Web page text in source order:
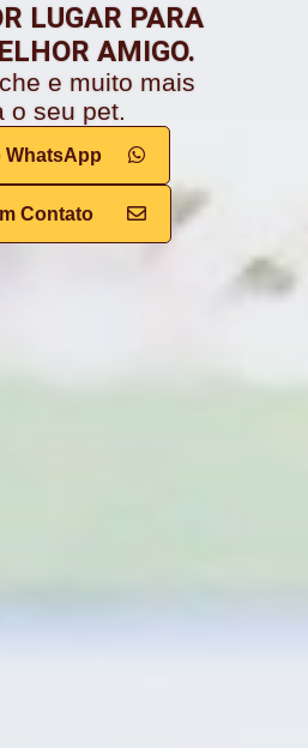
LUGAR PARA
AMIGO.
e muito mais
o seu pet.
WhatsApp
Contato